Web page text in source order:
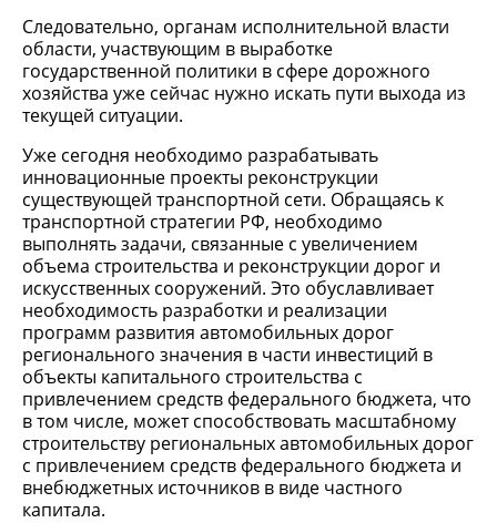
Следовательно, органам исполнительной власти
области, участвующим в выработке
государственной политики в сфере дорожного
хозяйства уже сейчас нужно искать пути выхода из
текущей ситуации.
Уже сегодня необходимо разрабатывать
инновационные проекты реконструкции
существующей транспортной сети. Обращаясь к
транспортной стратегии РФ, необходимо
выполнять задачи, связанные с увеличением
объема строительства и реконструкции дорог и
искусственных сооружений. Это обуславливает
необходимость разработки и реализации
программ развития автомобильных дорог
регионального значения в части инвестиций в
объекты капитального строительства с
привлечением средств федерального бюджета, что
в том числе, может способствовать масштабному
строительству региональных автомобильных дорог
с привлечением средств федерального бюджета и
внебюджетных источников в виде частного
капитала.